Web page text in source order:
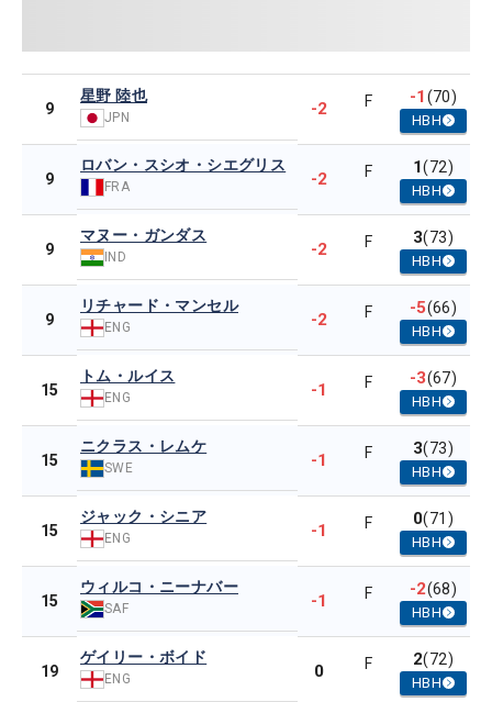
9
星野 陸也
JPN -2 F -1(70)
HBH
9
ロバン・スシオ・シエグリス
FRA -2 F 1(72)
HBH
9
マヌー・ガンダス
IND -2 F 3(73)
HBH
9
リチャード・マンセル
ENG -2 F -5(66)
HBH
15
トム・ルイス
ENG -1 F -3(67)
HBH
15
ニクラス・レムケ
SWE -1 F 3(73)
HBH
15
ジャック・シニア
ENG -1 F 0(71)
HBH
15
ウィルコ・ニーナバー
SAF -1 F -2(68)
HBH
19
ゲイリー・ボイド
ENG 0 F 2(72)
HBH